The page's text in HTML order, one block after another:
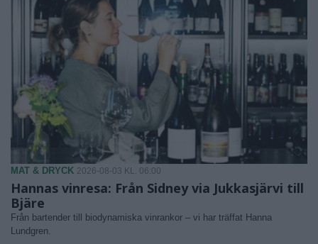
MAT & DRYCK 2026-08-03 KL. 06:00
Hannas vinresa: Från Sidney via Jukkasjärvi till
Bjäre
Från bartender till biodynamiska vinrankor – vi har träffat Hanna
Lundgren.